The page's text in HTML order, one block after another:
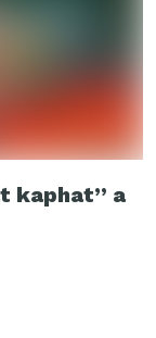
kaphat” a